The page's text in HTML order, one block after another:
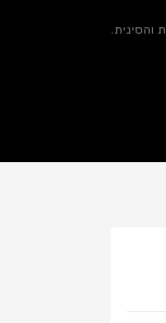
והסינית.